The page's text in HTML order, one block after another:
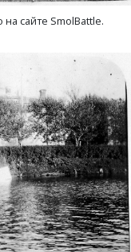
сайте SmolBattle.